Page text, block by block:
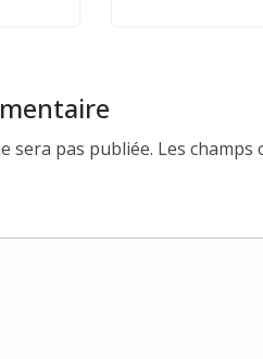
sera pas publiée. Les champs